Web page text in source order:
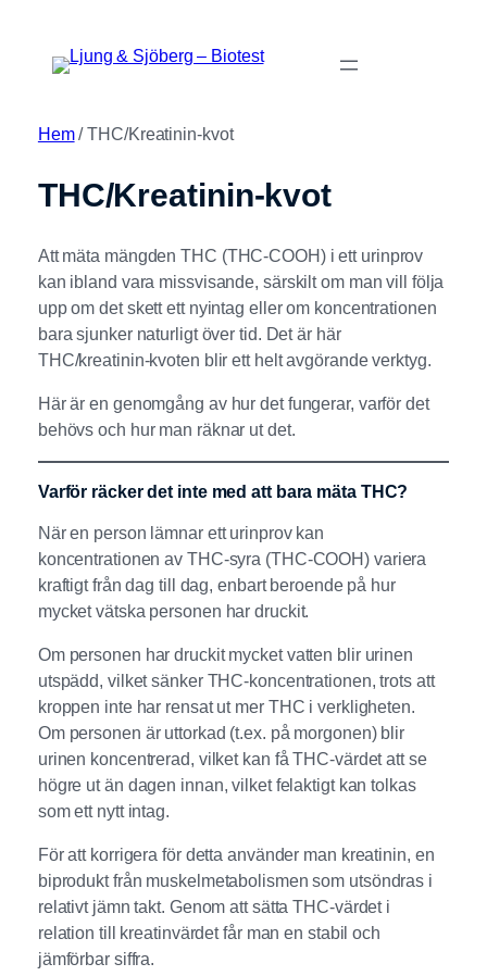
innehåll
Hem/ THC/Kreatinin-kvot
THC/Kreatinin-kvot
Att mäta mängden THC (THC-COOH) i ett urinprov
kan ibland vara missvisande, särskilt om man vill följa
upp om det skett ett nyintag eller om koncentrationen
bara sjunker naturligt över tid. Det är här
THC/kreatinin-kvoten blir ett helt avgörande verktyg.
Här är en genomgång av hur det fungerar, varför det
behövs och hur man räknar ut det.
Varför räcker det inte med att bara mäta THC?
När en person lämnar ett urinprov kan
koncentrationen av THC-syra (THC-COOH) variera
kraftigt från dag till dag, enbart beroende på hur
mycket vätska personen har druckit.
Om personen har druckit mycket vatten blir urinen
utspädd, vilket sänker THC-koncentrationen, trots att
kroppen inte har rensat ut mer THC i verkligheten.
Om personen är uttorkad (t.ex. på morgonen) blir
urinen koncentrerad, vilket kan få THC-värdet att se
högre ut än dagen innan, vilket felaktigt kan tolkas
som ett nytt intag.
För att korrigera för detta använder man kreatinin, en
biprodukt från muskelmetabolismen som utsöndras i
relativt jämn takt. Genom att sätta THC-värdet i
relation till kreatinvärdet får man en stabil och
jämförbar siffra.